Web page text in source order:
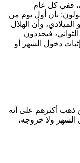
ففي كل عام
بأن أول يوم من
وأن الهلال
فيحددون
دخول الشهر أو
ذهب أكثرهم على أنه
ولا خروجه،